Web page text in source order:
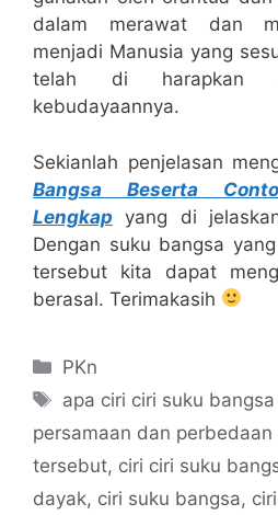
dalam merawat dan
menjadi Manusia yang
telah di harapkan
kebudayaannya.
Sekianlah penjelasan
Bangsa Beserta
Lengkap yang di
Dengan suku bangsa
tersebut kita dapat
berasal. Terimakasih
Categories
PKn
Tags
apa ciri ciri suku
persamaan dan
tersebut, ciri ciri suku
dayak, ciri suku bangsa,